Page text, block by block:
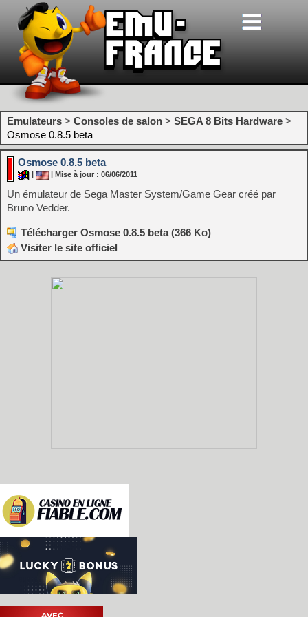
Emulateurs > Consoles de salon > SEGA 8 Bits Hardware >
Osmose 0.8.5 beta
Osmose 0.8.5 beta
| Mise à jour : 06/06/2011
Un émulateur de Sega Master System/Game Gear créé par
Bruno Vedder.
Télécharger Osmose 0.8.5 beta (366 Ko)
Visiter le site officiel